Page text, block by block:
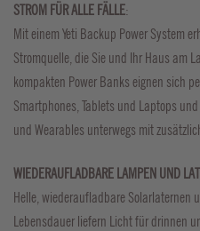
STROM FÜR ALLE FÄLLE:
Mit einem Yeti Backup Power System
Stromquelle, die Sie und Ihr Haus am
kompakten Power Banks eignen sich
Smartphones, Tablets und Laptops
und Wearables unterwegs mit
WIEDERAUFLADBARE LAMPEN UND
Helle, wiederaufladbare Solarlaternen
Lebensdauer liefern Licht für drinnen